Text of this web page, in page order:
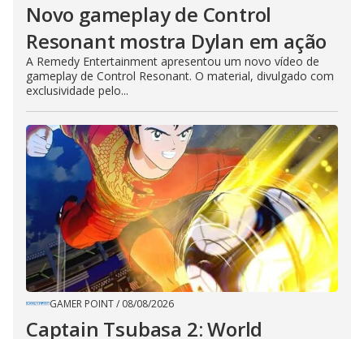
Novo gameplay de Control
Resonant mostra Dylan em ação
A Remedy Entertainment apresentou um novo vídeo de
gameplay de Control Resonant. O material, divulgado com
exclusividade pelo...
GAMER POINT/ 08/08/2026
Captain Tsubasa 2: World